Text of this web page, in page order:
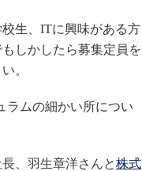
生、ITに興味がある方
しかしたら募集定員を
。
ラムの細かい所につい
、羽生章洋さんと株式